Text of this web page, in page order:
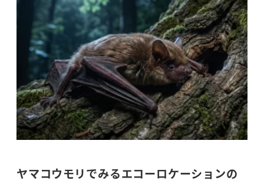
ヤマコウモリでみるエコーロケーションの